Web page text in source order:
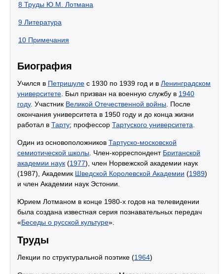
8 Труды Ю.М. Лотмана
9 Литература
10 Примечания
Биография
Учился в Петришуле с 1930 по 1939 год и в Ленинградском
университете . Был призван на военную службу в 1940
году. Участник Великой Отечественной войны . После
окончания университета в 1950 году и до конца жизни
работал в Тарту; профессор Тартуского университета
Один из основоположников Тартуско-московской
семиотической школы . Член-корреспондент Британской
академии наук (1977), член Норвежской академии наук
(1987), Академик Шведской Королевской Академии (1989)
и член Академии наук Эстонии.
Юрием Лотманом в конце 1980-х годов на телевидении
была создана известная серия познавательных передач
«Беседы о русской культуре».
Труды
Лекции по структуральной поэтике (1964)